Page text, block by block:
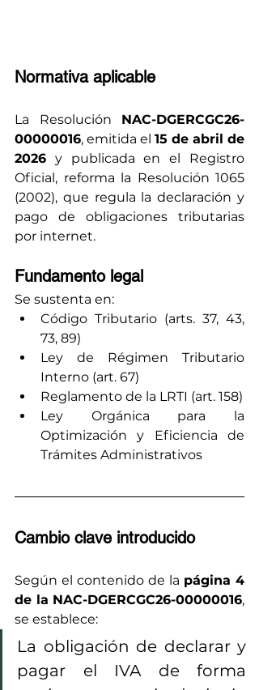
Normativa aplicable
La Resolución NAC-DGERCGC26-
00000016, emitida el 15 de abril de
2026 y publicada en el Registro
Oficial, reforma la Resolución 1065
(2002), que regula la declaración y
pago de obligaciones tributarias
por internet.
Fundamento legal
Se sustenta en:
Código Tributario (arts. 37, 43,
73, 89)
Ley de Régimen Tributario
Interno (art. 67)
Reglamento de la LRTI (art. 158)
Ley Orgánica para la
Optimización y Eficiencia de
Trámites Administrativos
Cambio clave introducido
Según el contenido de la página 4
de la NAC-DGERCGC26-00000016,
se establece:
La obligación de declarar y
pagar el IVA de forma